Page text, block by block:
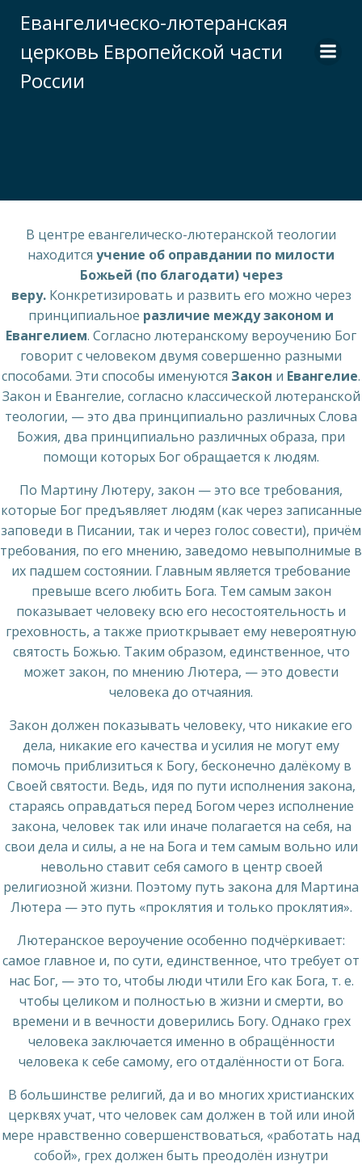
к
содержимому
Евангелическо-лютеранская
церковь Европейской части
России
В центре евангелическо-лютеранской теологии
находится учение об оправдании по милости
Божьей (по благодати) через
веру. Конкретизировать и развить его можно через
принципиальное различие между законом и
Евангелием. Согласно лютеранскому вероучению Бог
говорит с человеком двумя совершенно разными
способами. Эти способы именуются Закон и Евангелие.
Закон и Евангелие, согласно классической лютеранской
теологии, — это два принципиально различных Слова
Божия, два принципиально различных образа, при
помощи которых Бог обращается к людям.
По Мартину Лютеру, закон — это все требования,
которые Бог предъявляет людям (как через записанные
заповеди в Писании, так и через голос совести), причём
требования, по его мнению, заведомо невыполнимые в
их падшем состоянии. Главным является требование
превыше всего любить Бога. Тем самым закон
показывает человеку всю его несостоятельность и
греховность, а также приоткрывает ему невероятную
святость Божью. Таким образом, единственное, что
может закон, по мнению Лютера, — это довести
человека до отчаяния.
Закон должен показывать человеку, что никакие его
дела, никакие его качества и усилия не могут ему
помочь приблизиться к Богу, бесконечно далёкому в
Своей святости. Ведь, идя по пути исполнения закона,
стараясь оправдаться перед Богом через исполнение
закона, человек так или иначе полагается на себя, на
свои дела и силы, а не на Бога и тем самым вольно или
невольно ставит себя самого в центр своей
религиозной жизни. Поэтому путь закона для Мартина
Лютера — это путь «проклятия и только проклятия».
Лютеранское вероучение особенно подчёркивает:
самое главное и, по сути, единственное, что требует от
нас Бог, — это то, чтобы люди чтили Его как Бога, т. е.
чтобы целиком и полностью в жизни и смерти, во
времени и в вечности доверились Богу. Однако грех
человека заключается именно в обращённости
человека к себе самому, его отдалённости от Бога.
В большинстве религий, да и во многих христианских
церквях учат, что человек сам должен в той или иной
мере нравственно совершенствоваться, «работать над
собой», грех должен быть преодолён изнутри